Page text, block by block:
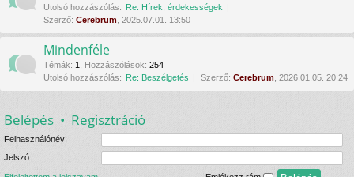
Utolsó hozzászólás: Re: Hírek, érdekességek
Szerző: Cerebrum , 2025.07.01. 13:50
Mindenféle
Témák: 1 Hozzászólások: 254
Utolsó hozzászólás: Re: Beszélgetés Szerző: Cerebrum , 2026.01.05. 20:24
Belépés • Regisztráció
Felhasználónév:
Jelszó: